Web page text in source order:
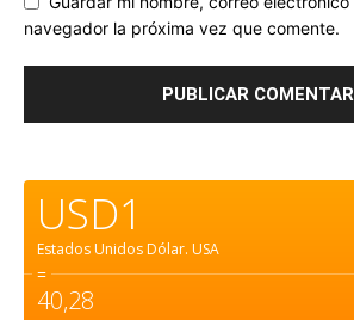
navegador la próxima vez que comente.
USD1
Estados Unidos Dólar. USA
=
40,28